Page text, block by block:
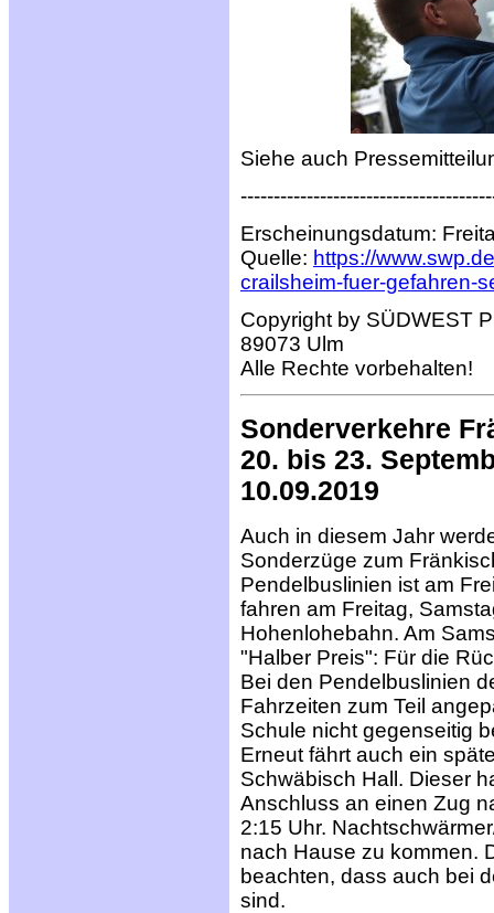
Siehe auch
Erscheinungsdatum:
Quelle: https://
crailsheim-fuer-gefahren-
Copyright by SÜDWEST
89073 Ulm
Alle Rechte vorbehalten!
Sonderverkehre
20. bis 23.
10.09.2019
Auch in diesem Jahr
Sonderzüge zum
Pendelbuslinien ist am
fahren am Freitag,
Hohenlohebahn. Am
"Halber Preis": Für die
Bei den Pendelbuslinien
Fahrzeiten zum Teil
Schule nicht gegenseitig
Erneut fährt auch ein
Schwäbisch Hall. Dieser
Anschluss an einen Zug
2:15 Uhr.
nach Hause zu kommen.
beachten, dass auch bei
sind.